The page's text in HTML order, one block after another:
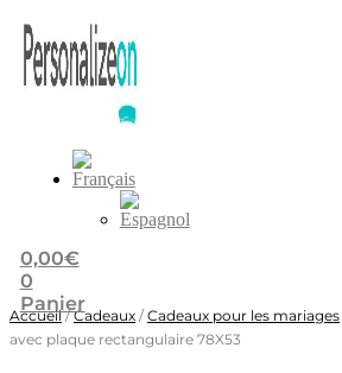
0,00€
0
Panier
Accueil/Cadeaux /Cadeaux pour les mariages
avec plaque rectangulaire 78X53